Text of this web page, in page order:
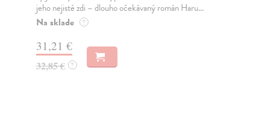
jeho nejisté zdi – dlouho očekávaný román Haru...
Na sklade ?
31,21 €
32,85 € ?